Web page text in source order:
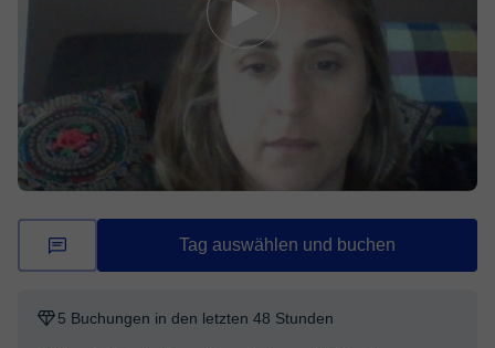
Emma
5,0 (1335)
4913 Unterricht
Englisch
Bietet kostenlose Probezeit
Tag auswählen und buchen
5 Buchungen in den letzten 48 Stunden